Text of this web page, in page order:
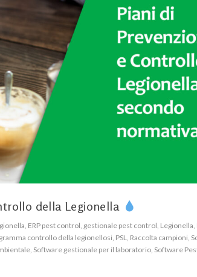
della Legionella
ERP pest control gestionale pest control Legionella
controllo della legionellosi PSL Raccolta campioni
Software gestionale per il laboratorio Software